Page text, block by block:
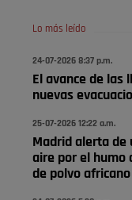
Pozuelo de
🔴
de la …
Pozuelo de
🔴
de la …
Lo más leído
24-07-2026 8:37 p.m.
El avance de las
nuevas
25-07-2026 12:22 a.m.
Madrid alerta de
aire por el humo
de polvo africano